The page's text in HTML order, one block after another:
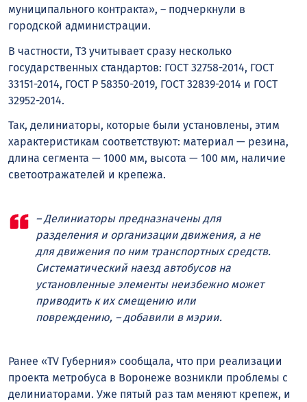
муниципального контракта», – подчеркнули в
городской администрации.
В частности, ТЗ учитывает сразу несколько
государственных стандартов: ГОСТ 32758-2014, ГОСТ
33151-2014, ГОСТ Р 58350-2019, ГОСТ 32839-2014 и ГОСТ
32952-2014.
Так, делиниаторы, которые были установлены, этим
характеристикам соответствуют: материал — резина,
длина сегмента — 1000 мм, высота — 100 мм, наличие
светоотражателей и крепежа.
– Делиниаторы предназначены для
разделения и организации движения, а не
для движения по ним транспортных средств.
Систематический наезд автобусов на
установленные элементы неизбежно может
приводить к их смещению или
повреждению, – добавили в мэрии.
Ранее «TV Губерния» сообщала, что при реализации
проекта метробуса в Воронеже возникли проблемы с
делиниаторами. Уже пятый раз там меняют крепеж, и